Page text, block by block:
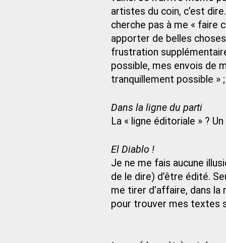
artistes du coin, c’est
cherche pas à me « faire
apporter de belles
frustration
possible, mes envois de
tranquillement possible »
Dans la ligne du parti
La « ligne éditoriale » ?
El Diablo !
Je ne me fais aucune
de le dire) d’être édité.
me tirer d’affaire, dans la
pour trouver mes textes